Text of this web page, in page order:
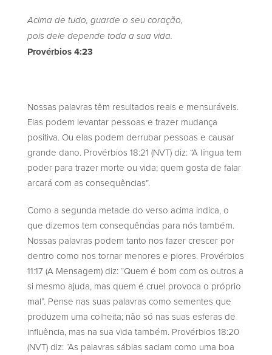
Acima de tudo, guarde o seu coração,
pois dele depende toda a sua vida.
Provérbios 4:23
Nossas palavras têm resultados reais e mensuráveis.
Elas podem levantar pessoas e trazer mudança
positiva. Ou elas podem derrubar pessoas e causar
grande dano. Provérbios 18:21 (NVT) diz: “A língua tem
poder para trazer morte ou vida; quem gosta de falar
arcará com as consequências”.
Como a segunda metade do verso acima indica, o
que dizemos tem consequências para nós também.
Nossas palavras podem tanto nos fazer crescer por
dentro como nos tornar menores e piores. Provérbios
11:17 (A Mensagem) diz: “Quem é bom com os outros a
si mesmo ajuda, mas quem é cruel provoca o próprio
mal”. Pense nas suas palavras como sementes que
produzem uma colheita; não só nas suas esferas de
influência, mas na sua vida também. Provérbios 18:20
(NVT) diz: “As palavras sábias saciam como uma boa